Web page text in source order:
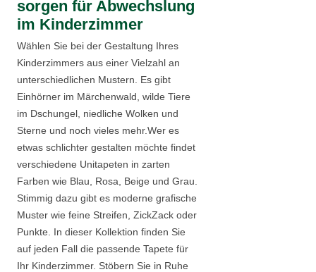
sorgen für Abwechslung
im Kinderzimmer
Wählen Sie bei der Gestaltung Ihres
Kinderzimmers aus einer Vielzahl an
unterschiedlichen Mustern. Es gibt
Einhörner im Märchenwald, wilde Tiere
im Dschungel, niedliche Wolken und
Sterne und noch vieles mehr.Wer es
etwas schlichter gestalten möchte findet
verschiedene Unitapeten in zarten
Farben wie Blau, Rosa, Beige und Grau.
Stimmig dazu gibt es moderne grafische
Muster wie feine Streifen, ZickZack oder
Punkte. In dieser Kollektion finden Sie
auf jeden Fall die passende Tapete für
Ihr Kinderzimmer. Stöbern Sie in Ruhe